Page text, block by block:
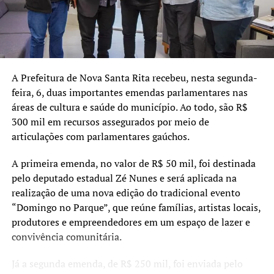
Câmara apresenta Metas Fiscais do 2º Quadrimestre de
2020
NÃO SE ESQUEÇA
Júlio da Rádio assume como vereador de Nova Santa Rita
A Prefeitura de Nova Santa Rita recebeu, nesta segunda-
feira, 6, duas importantes emendas parlamentares nas
áreas de cultura e saúde do município. Ao todo, são R$
300 mil em recursos assegurados por meio de
articulações com parlamentares gaúchos.
A primeira emenda, no valor de R$ 50 mil, foi destinada
pelo deputado estadual Zé Nunes e será aplicada na
realização de uma nova edição do tradicional evento
“Domingo no Parque”, que reúne famílias, artistas locais,
produtores e empreendedores em um espaço de lazer e
convivência comunitária.
Já a segunda emenda, de R$ 250 mil, foi enviada pelo